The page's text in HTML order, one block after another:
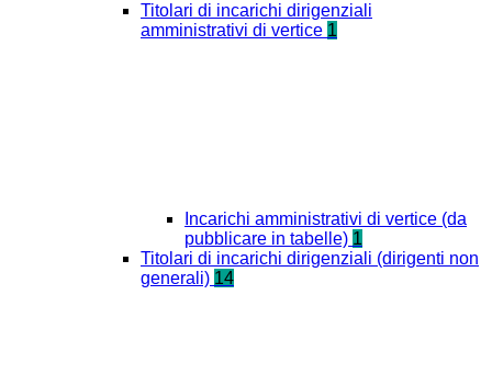
Titolari di incarichi dirigenziali
amministrativi di vertice 1
Incarichi amministrativi di vertice (da
pubblicare in tabelle) 1
Titolari di incarichi dirigenziali (dirigenti non
generali) 14